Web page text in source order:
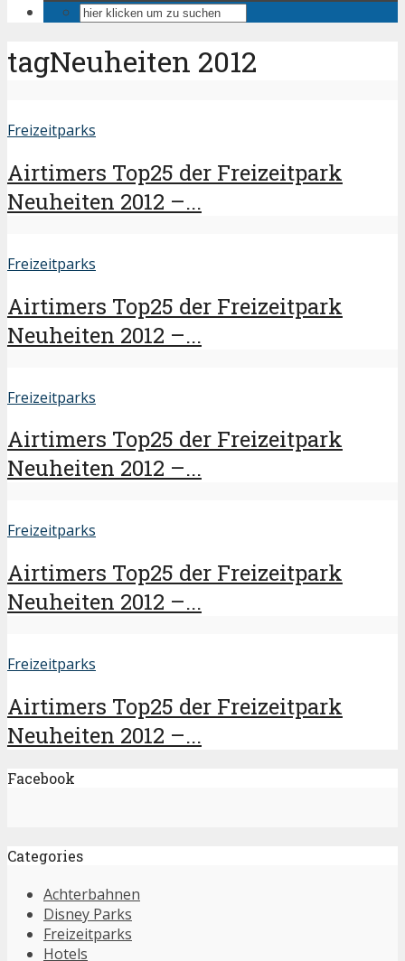
tagNeuheiten 2012
Freizeitparks
Airtimers Top25 der Freizeitpark
Neuheiten 2012 –...
Freizeitparks
Airtimers Top25 der Freizeitpark
Neuheiten 2012 –...
Freizeitparks
Airtimers Top25 der Freizeitpark
Neuheiten 2012 –...
Freizeitparks
Airtimers Top25 der Freizeitpark
Neuheiten 2012 –...
Freizeitparks
Airtimers Top25 der Freizeitpark
Neuheiten 2012 –...
Facebook
Categories
Achterbahnen
Disney Parks
Freizeitparks
Hotels